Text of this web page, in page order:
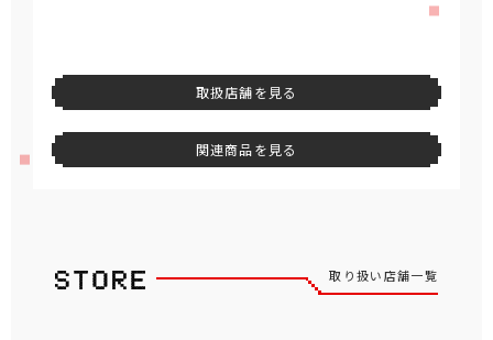
取扱店舗を見る
関連商品を見る
取り扱い店舗一覧